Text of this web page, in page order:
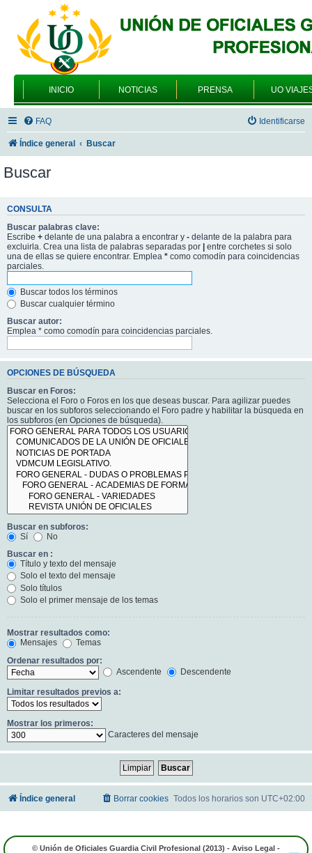
INICIO NOTICIAS PRENSA UO
FAQ Identificarse
Índice general Buscar
Buscar
CONSULTA
Buscar palabras clave:
Escribe + delante de una palabra a encontrar y - delante de la palabra para
excluirla. Crea una lista de palabras separadas por | entre corchetes si solo
una de ellas se quiere encontrar. Emplea * como comodín para coincidencias
parciales.
Buscar todos los términos
Buscar cualquier término
Buscar autor:
Emplea * como comodín para coincidencias parciales.
OPCIONES DE BÚSQUEDA
Buscar en Foros:
Selecciona el Foro o Foros en los que deseas buscar. Para agilizar puedes
buscar en los subforos seleccionando el Foro padre y habilitar la búsqueda en
los subforos (en Opciones de búsqueda).
Buscar en subforos:
Sí
No
Buscar en :
Título y texto del mensaje
Solo el texto del mensaje
Solo títulos
Solo el primer mensaje de los temas
Mostrar resultados como:
Mensajes
Temas
Ordenar resultados por:
Ascendente
Descendente
Limitar resultados previos a:
Mostrar los primeros:
Caracteres del mensaje
Índice general Todos los horarios son UTC+02:00
Borrar cookies
© Unión de Oficiales Guardia Civil Profesional (2013) - Aviso Legal -